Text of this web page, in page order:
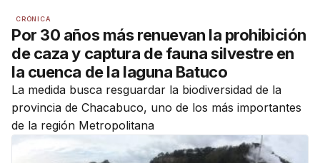
CRÓNICA
Por 30 años más renuevan la prohibición
de caza y captura de fauna silvestre en
la cuenca de la laguna Batuco
La medida busca resguardar la biodiversidad de la
provincia de Chacabuco, uno de los más importantes
de la región Metropolitana